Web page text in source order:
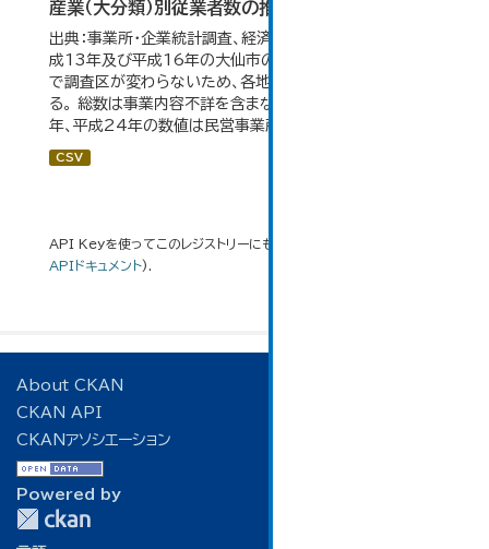
産業（大分類）別従業者数の推移
出典：事業所・企業統計調査、経済センサス。 平成11年、平
成13年及び平成16年の大仙市の数値は、合併前、合併後
で調査区が変わらないため、各地域の数値を合算してい
る。 総数は事業内容不詳を含まない。平成11年、平成16
年、平成24年の数値は民営事業所のみの数値。...
CSV
API Keyを使ってこのレジストリーにもアクセス可能です
APIドキュメント).
About CKAN
CKAN API
CKANアソシエーション
Powered by